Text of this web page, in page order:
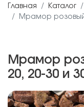
Главная Каталог
Мрамор розовый
Мрамор
20, 20-30 и